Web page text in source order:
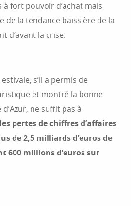
fort pouvoir d’achat mais
de la tendance baissière de la
d’avant la crise.
s’il a permis de
et montré la bonne
ne suffit pas à
pertes de chiffres d’affaires
de 2,5 milliards d’euros de
600 millions d’euros sur